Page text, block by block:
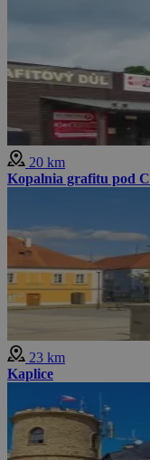
20 km
Kopalnia grafitu pod
23 km
Kaplice